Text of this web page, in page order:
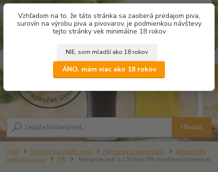
Vzhľadom na to, že táto stránka sa zaoberá predajom piva,
surovín na výrobu piva a pivovarov, je podmienkou návštevy
tejto stránky vek minimálne 18 rokov
NIE, som mladší ako 18 rokov
ÁNO, mám viac ako 18 rokov
Hľadať
za0,00 €
Úvod Suroviny na výrobu piva Polotovary a koncentráty
Koncentráty
podľa typu piva
IPA Mangrove Jack´s CS Hazy IPA mladinový koncentrát